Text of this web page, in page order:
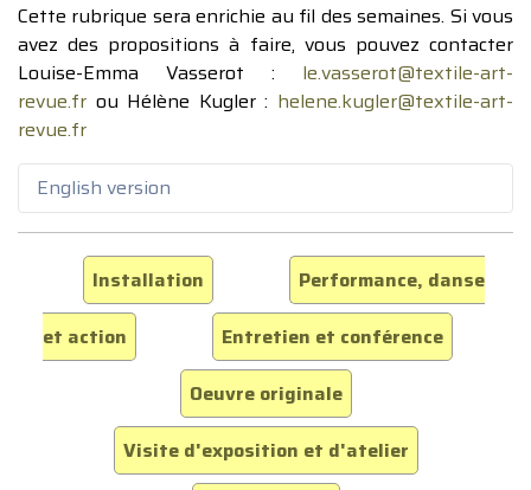
Cette rubrique sera enrichie au fil des semaines. Si vous
avez des propositions à faire, vous pouvez contacter
Louise-Emma Vasserot : le.vasserot@textile-art-
revue.fr ou Hélène Kugler : helene.kugler@textile-art-
revue.fr
English version
Installation
Performance, danse
et action
Entretien et conférence
Oeuvre originale
Visite d'exposition et d'atelier